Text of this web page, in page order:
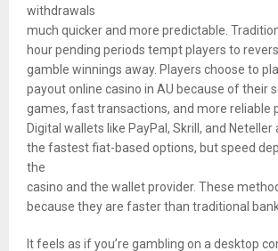
withdrawals
much quicker and more predictable.
hour pending periods tempt players to
gamble winnings away. Players choose to
payout online casino in AU because of their
games, fast transactions, and more reliable
Digital wallets like PayPal, Skrill, and
the fastest fiat-based options, but speed
the
casino and the wallet provider. These
because they are faster than traditional
It feels as if you’re gambling on a desktop